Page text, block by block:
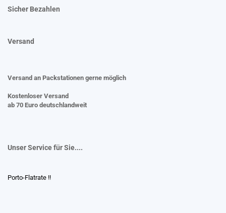
Sicher Bezahlen
Versand
Versand an Packstationen gerne möglich
Kostenloser Versand
ab 70 Euro deutschlandweit
Unser Service für Sie....
Porto-Flatrate !!